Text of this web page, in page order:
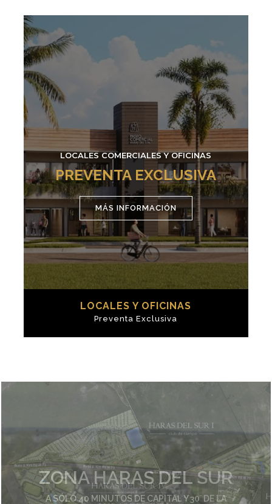
LOCALES COMERCIALES Y OFICINAS
PREVENTA EXCLUSIVA
MÁS INFORMACIÓN
LOCALES Y OFICINAS
Preventa Exclusiva
CON UNA UBICACIÓN
PRIVILEGIADA